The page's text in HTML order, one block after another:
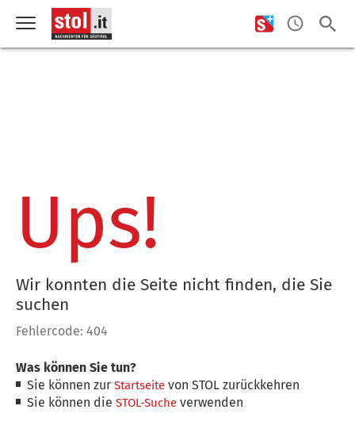
Ups!
Wir konnten die Seite nicht finden, die Sie
suchen
Fehlercode: 404
Was können Sie tun?
Sie können zurStartseite von STOL zurückkehren
Sie können dieSTOL-Suche verwenden